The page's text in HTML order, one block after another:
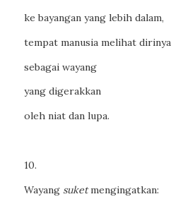
ke bayangan yang lebih dalam,
tempat manusia melihat dirinya
sebagai wayang
yang digerakkan
oleh niat dan lupa.
10.
Wayang suketmengingatkan: